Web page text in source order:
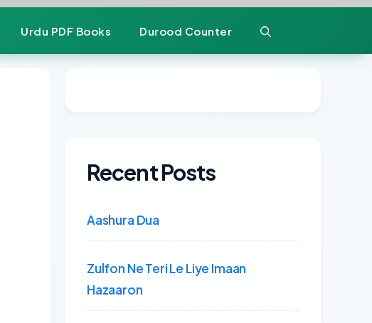
Urdu PDF Books Durood Counter
Recent Posts
Aashura Dua
Zulfon Ne Teri Le Liye Imaan
Hazaaron